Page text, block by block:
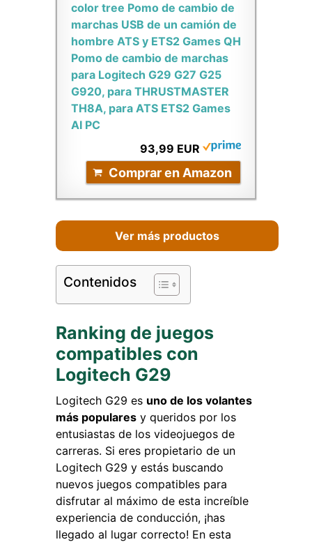
color tree Pomo de cambio de
marchas USB de un camión de
hombre ATS y ETS2 Games QH
Pomo de cambio de marchas
para Logitech G29 G27 G25
G920, para THRUSTMASTER
TH8A, para ATS ETS2 Games
AI PC
93,99 EUR
Comprar en Amazon
Ver más productos
Contenidos
Ranking de juegos
compatibles con
Logitech G29
Logitech G29 es uno de los volantes
más populares y queridos por los
entusiastas de los videojuegos de
carreras. Si eres propietario de un
Logitech G29 y estás buscando
nuevos juegos compatibles para
disfrutar al máximo de esta increíble
experiencia de conducción, ¡has
llegado al lugar correcto! En esta